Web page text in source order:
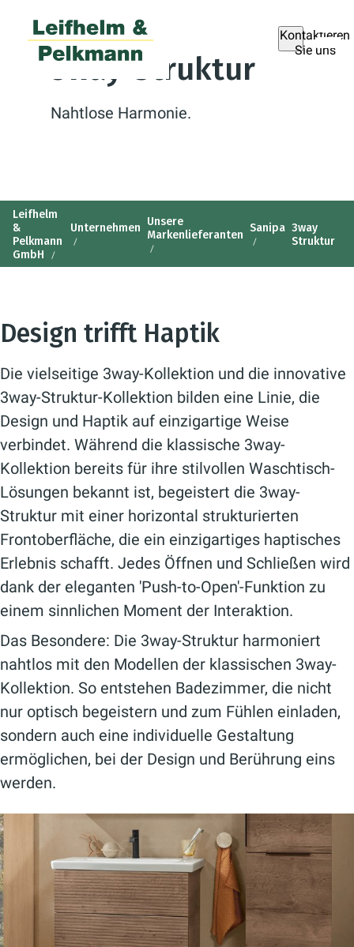
Kontaktieren
Sie uns
3way-Struktur
Nahtlose Harmonie.
Leifhelm
&
Pelkmann
GmbH
Unternehmen Unsere
Markenlieferanten Sanipa 3way
Struktur
Design trifft Haptik
Die vielseitige 3way-Kollektion und die innovative
3way-Struktur-Kollektion bilden eine Linie, die
Design und Haptik auf einzigartige Weise
verbindet. Während die klassische 3way-
Kollektion bereits für ihre stilvollen Waschtisch-
Lösungen bekannt ist, begeistert die 3way-
Struktur mit einer horizontal strukturierten
Frontoberfläche, die ein einzigartiges haptisches
Erlebnis schafft. Jedes Öffnen und Schließen wird
dank der eleganten 'Push-to-Open'-Funktion zu
einem sinnlichen Moment der Interaktion.
Das Besondere: Die 3way-Struktur harmoniert
nahtlos mit den Modellen der klassischen 3way-
Kollektion. So entstehen Badezimmer, die nicht
nur optisch begeistern und zum Fühlen einladen,
sondern auch eine individuelle Gestaltung
ermöglichen, bei der Design und Berührung eins
werden.